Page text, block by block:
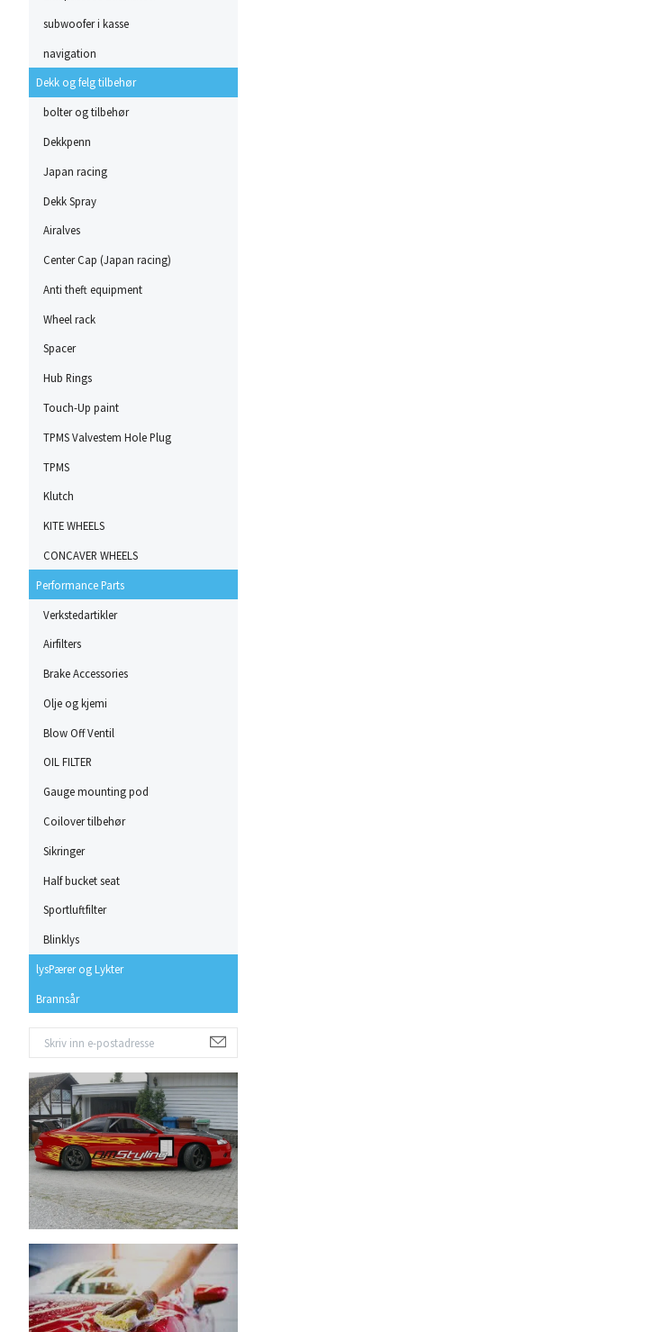
subwoofer i kasse
navigation
Dekk og felg tilbehør
bolter og tilbehør
Dekkpenn
Japan racing
Dekk Spray
Airalves
Center Cap (Japan racing)
Anti theft equipment
Wheel rack
Spacer
Hub Rings
Touch-Up paint
TPMS Valvestem Hole Plug
TPMS
Klutch
KITE WHEELS
CONCAVER WHEELS
Performance Parts
Verkstedartikler
Airfilters
Brake Accessories
Olje og kjemi
Blow Off Ventil
OIL FILTER
Gauge mounting pod
Coilover tilbehør
Sikringer
Half bucket seat
Sportluftfilter
Blinklys
lysPærer og Lykter
Brannsår